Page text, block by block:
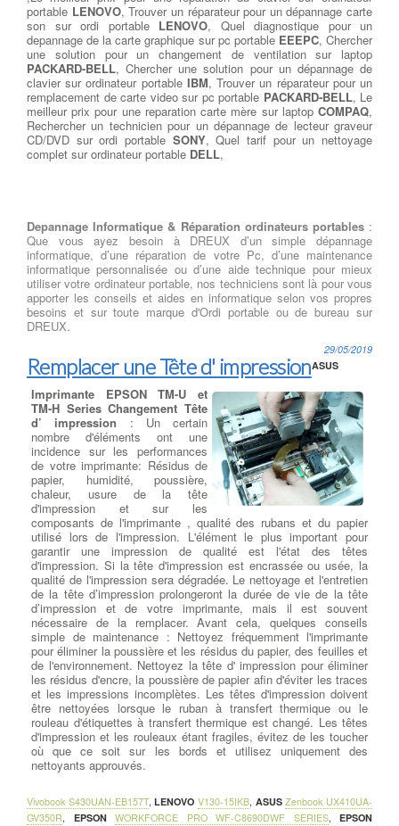
portable LENOVO, Trouver un réparateur pour un dépannage carte
son sur ordi portable LENOVO, Quel diagnostique pour un
depannage de la carte graphique sur pc portable EEEPC, Chercher
une solution pour un changement de ventilation sur laptop
PACKARD-BELL, Chercher une solution pour un dépannage de
clavier sur ordinateur portable IBM, Trouver un réparateur pour un
remplacement de carte video sur pc portable PACKARD-BELL, Le
meilleur prix pour une reparation carte mère sur laptop COMPAQ,
Rechercher un technicien pour un dépannage de lecteur graveur
CD/DVD sur ordi portable SONY, Quel tarif pour un nettoyage
complet sur ordinateur portable DELL,
Depannage Informatique & Réparation ordinateurs portables:
Que vous ayez besoin à DREUX d’un simple dépannage
informatique, d’une réparation de votre Pc, d’une maintenance
informatique personnalisée ou d’une aide technique pour mieux
utiliser votre ordinateur portable, nos techniciens sont là pour vous
apporter les conseils et aides en informatique selon vos propres
besoins et sur toute marque d'Ordi portable ou de bureau sur
DREUX.
Remplacer une Tête d' impression
29/05/2019
Imprimante EPSON TM-U et
TM-H Series Changement Tête
d’ impression : Un certain
nombre d'éléments ont une
incidence sur les performances
de votre imprimante: Résidus de
papier, humidité, poussière,
chaleur, usure de la tête
d'impression et sur les
composants de l'imprimante , qualité des rubans et du papier
utilisé lors de l'impression. L'élément le plus important pour
garantir une impression de qualité est l'état des têtes
d'impression. Si la tête d'impression est encrassée ou usée, la
qualité de l'impression sera dégradée. Le nettoyage et l'entretien
de la tête d’impression prolongeront la durée de vie de la tête
d’impression et de votre imprimante, mais il est souvent
nécessaire de la remplacer. Avant cela, quelques conseils
simple de maintenance : Nettoyez fréquemment l'imprimante
pour éliminer la poussière et les résidus du papier, des feuilles et
de l'environnement. Nettoyez la tête d' impression pour éliminer
les résidus d'encre, la poussière de papier afin d'éviter les traces
et les impressions incomplètes. Les têtes d'impression doivent
être nettoyées lorsque le ruban à transfert thermique ou le
rouleau d'étiquettes à transfert thermique est changé. Les têtes
d'impression et les rouleaux étant fragiles, évitez de les toucher
où que ce soit sur les bords et utilisez uniquement des
nettoyants approuvés.
ASUS
Vivobook S430UAN-EB157T,LENOVO V130-15IKB, ASUS Zenbook UX410UA-
GV350R, EPSON WORKFORCE PRO WF-C8690DWF SERIES, EPSON